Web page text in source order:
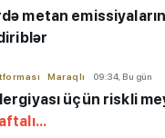
metan
Maraqlı 09:34, Bu gün
üçün riskli